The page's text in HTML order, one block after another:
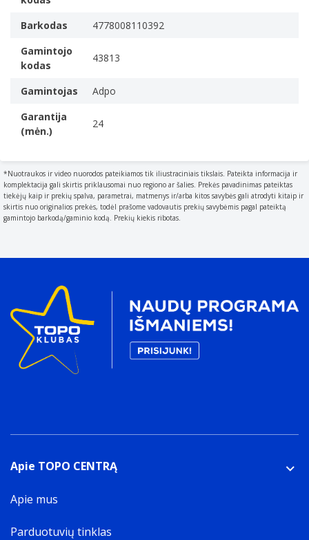
Barkodas
4778008110392
Gamintojo
kodas
43813
Gamintojas
Adpo
Garantija
(mėn.)
24
*Nuotraukos ir video nuorodos pateikiamos tik iliustraciniais tikslais. Pateikta informacija ir
komplektacija gali skirtis priklausomai nuo regiono ar šalies. Prekės pavadinimas pateiktas
tiekėjų kaip ir prekių spalva, parametrai, matmenys ir/arba kitos savybės gali atrodyti kitaip ir
skirtis nuo originalios prekės, todėl prašome vadovautis prekių savybėmis pagal pateiktą
gamintojo barkodą/gaminio kodą. Prekių kiekis ribotas.
Apie TOPO CENTRĄ
Apie mus
Parduotuvių tinklas